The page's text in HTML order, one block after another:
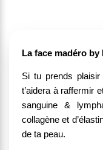
La face madéro by
Si tu prends
t’aidera à raffermir
sanguine &
collagène et
de ta peau.